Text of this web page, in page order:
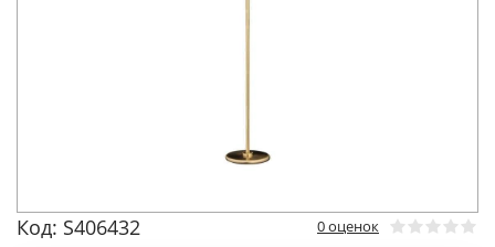
Код: S406432 0 оценок